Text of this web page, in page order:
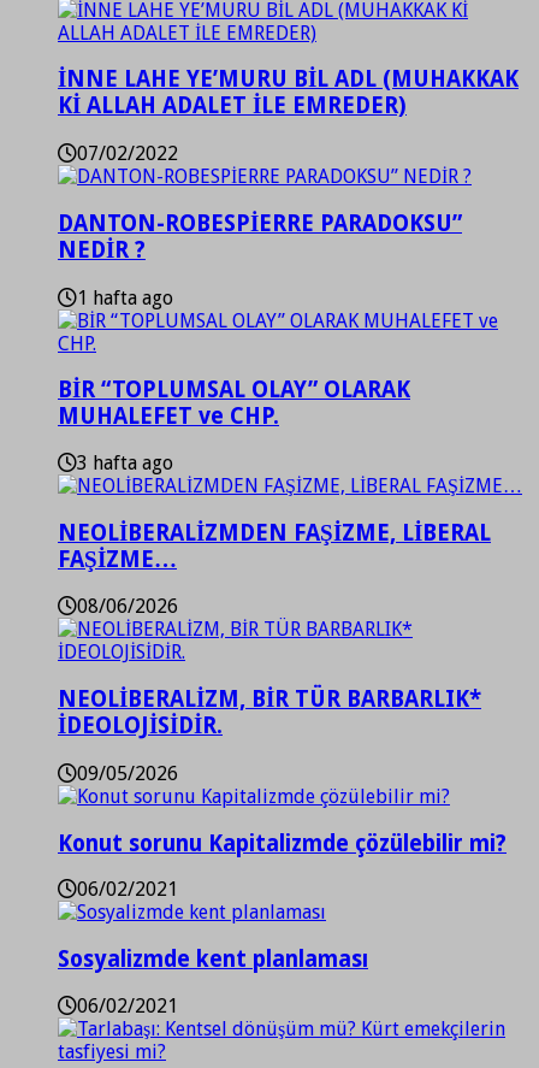
İNNE LAHE YE’MURU BİL ADL (MUHAKKAK
Kİ ALLAH ADALET İLE EMREDER)
07/02/2022
DANTON-ROBESPİERRE PARADOKSU”
NEDİR ?
1 hafta ago
BİR “TOPLUMSAL OLAY” OLARAK
MUHALEFET ve CHP.
3 hafta ago
NEOLİBERALİZMDEN FAŞİZME, LİBERAL
FAŞİZME…
08/06/2026
NEOLİBERALİZM, BİR TÜR BARBARLIK*
İDEOLOJİSİDİR.
09/05/2026
Konut sorunu Kapitalizmde çözülebilir mi?
06/02/2021
Sosyalizmde kent planlaması
06/02/2021